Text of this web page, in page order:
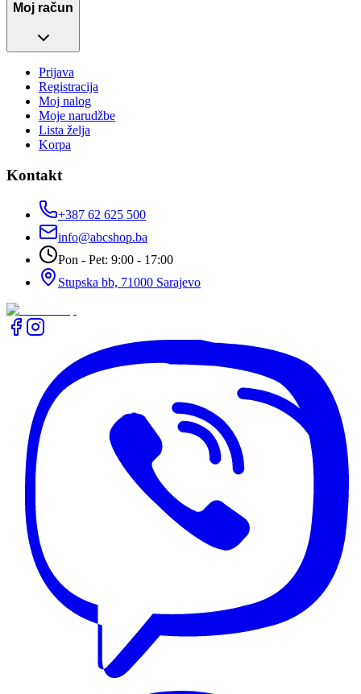
Moj račun
Prijava
Registracija
Moj nalog
Moje narudžbe
Lista želja
Korpa
Kontakt
+387 62 625 500
info@abcshop.ba
Pon - Pet: 9:00 - 17:00
Stupska bb, 71000 Sarajevo